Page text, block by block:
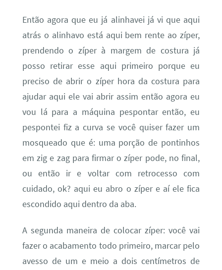
Então agora que eu já alinhavei já vi que aqui
atrás o alinhavo está aqui bem rente ao zíper,
prendendo o zíper à margem de costura já
posso retirar esse aqui primeiro porque eu
preciso de abrir o zíper hora da costura para
ajudar aqui ele vai abrir assim então agora eu
vou lá para a máquina pespontar então, eu
pespontei fiz a curva se você quiser fazer um
mosqueado que é: uma porção de pontinhos
em zig e zag para firmar o zíper pode, no final,
ou então ir e voltar com retrocesso com
cuidado, ok? aqui eu abro o zíper e aí ele fica
escondido aqui dentro da aba.
A segunda maneira de colocar zíper: você vai
fazer o acabamento todo primeiro, marcar pelo
avesso de um e meio a dois centímetros de